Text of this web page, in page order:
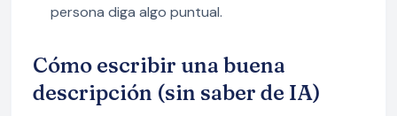
persona diga algo puntual.
Cómo escribir una buena
descripción (sin saber de IA)